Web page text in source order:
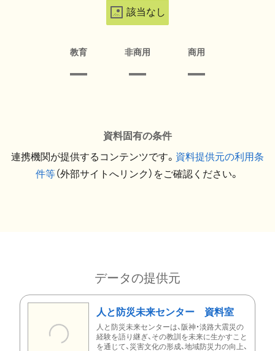
該当なし
教育 非商用 商用
資料固有の条件
連携機関が提供するコンテンツです。 資料提供元の利用条
件等（外部サイトへリンク）をご確認ください。
データの提供元
人と防災未来センター 資料室
人と防災未来センターは、阪神・淡路大震災の
経験を語り継ぎ、その教訓を未来に生かすこと
を通じて、災害文化の形成、地域防災力の向上、